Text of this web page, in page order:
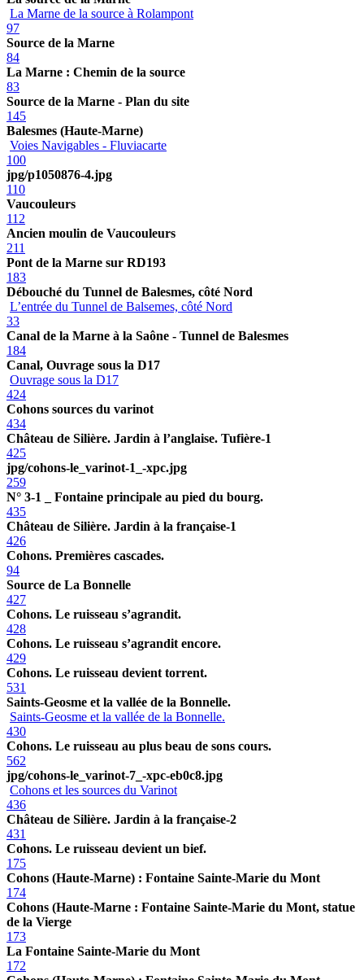
La Marne de la source à Rolampont
97
Source de la Marne
84
La Marne : Chemin de la source
83
Source de la Marne - Plan du site
145
Balesmes (Haute-Marne)
Voies Navigables - Fluviacarte
100
jpg/p1050876-4.jpg
110
Vaucouleurs
112
Ancien moulin de Vaucouleurs
211
Pont de la Marne sur RD193
183
Débouché du Tunnel de Balesmes, côté Nord
L’entrée du Tunnel de Balsemes, côté Nord
33
Canal de la Marne à la Saône - Tunnel de Balesmes
184
Canal, Ouvrage sous la D17
Ouvrage sous la D17
424
Cohons sources du varinot
434
Château de Silière. Jardin à l’anglaise. Tufière-1
425
jpg/cohons-le_varinot-1_-xpc.jpg
259
N° 3-1 _ Fontaine principale au pied du bourg.
435
Château de Silière. Jardin à la française-1
426
Cohons. Premières cascades.
94
Source de La Bonnelle
427
Cohons. Le ruisseau s’agrandit.
428
Cohons. Le ruisseau s’agrandit encore.
429
Cohons. Le ruisseau devient torrent.
531
Saints-Geosme et la vallée de la Bonnelle.
Saints-Geosme et la vallée de la Bonnelle.
430
Cohons. Le ruisseau au plus beau de sons cours.
562
jpg/cohons-le_varinot-7_-xpc-eb0c8.jpg
Cohons et les sources du Varinot
436
Château de Silière. Jardin à la française-2
431
Cohons. Le ruisseau devient un bief.
175
Cohons (Haute-Marne) : Fontaine Sainte-Marie du Mont
174
Cohons (Haute-Marne : Fontaine Sainte-Marie du Mont, statue
de la Vierge
173
La Fontaine Sainte-Marie du Mont
172